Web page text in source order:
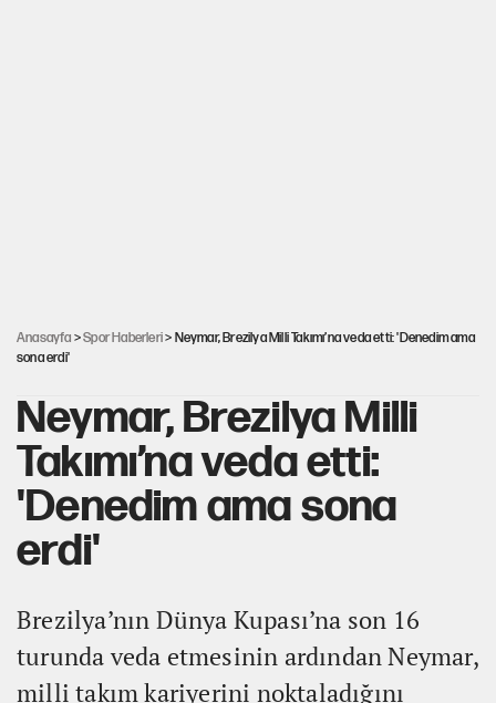
Anasayfa >Spor Haberleri> Neymar, Brezilya Milli Takımı’na veda etti: 'Denedim ama
sona erdi'
Neymar, Brezilya Milli
Takımı’na veda etti:
'Denedim ama sona
erdi'
Brezilya’nın Dünya Kupası’na son 16
turunda veda etmesinin ardından Neymar,
milli takım kariyerini noktaladığını